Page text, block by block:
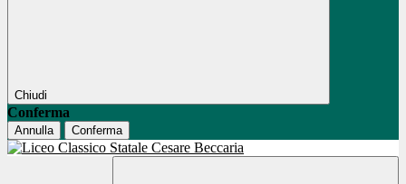
Chiudi
Conferma
Annulla Conferma